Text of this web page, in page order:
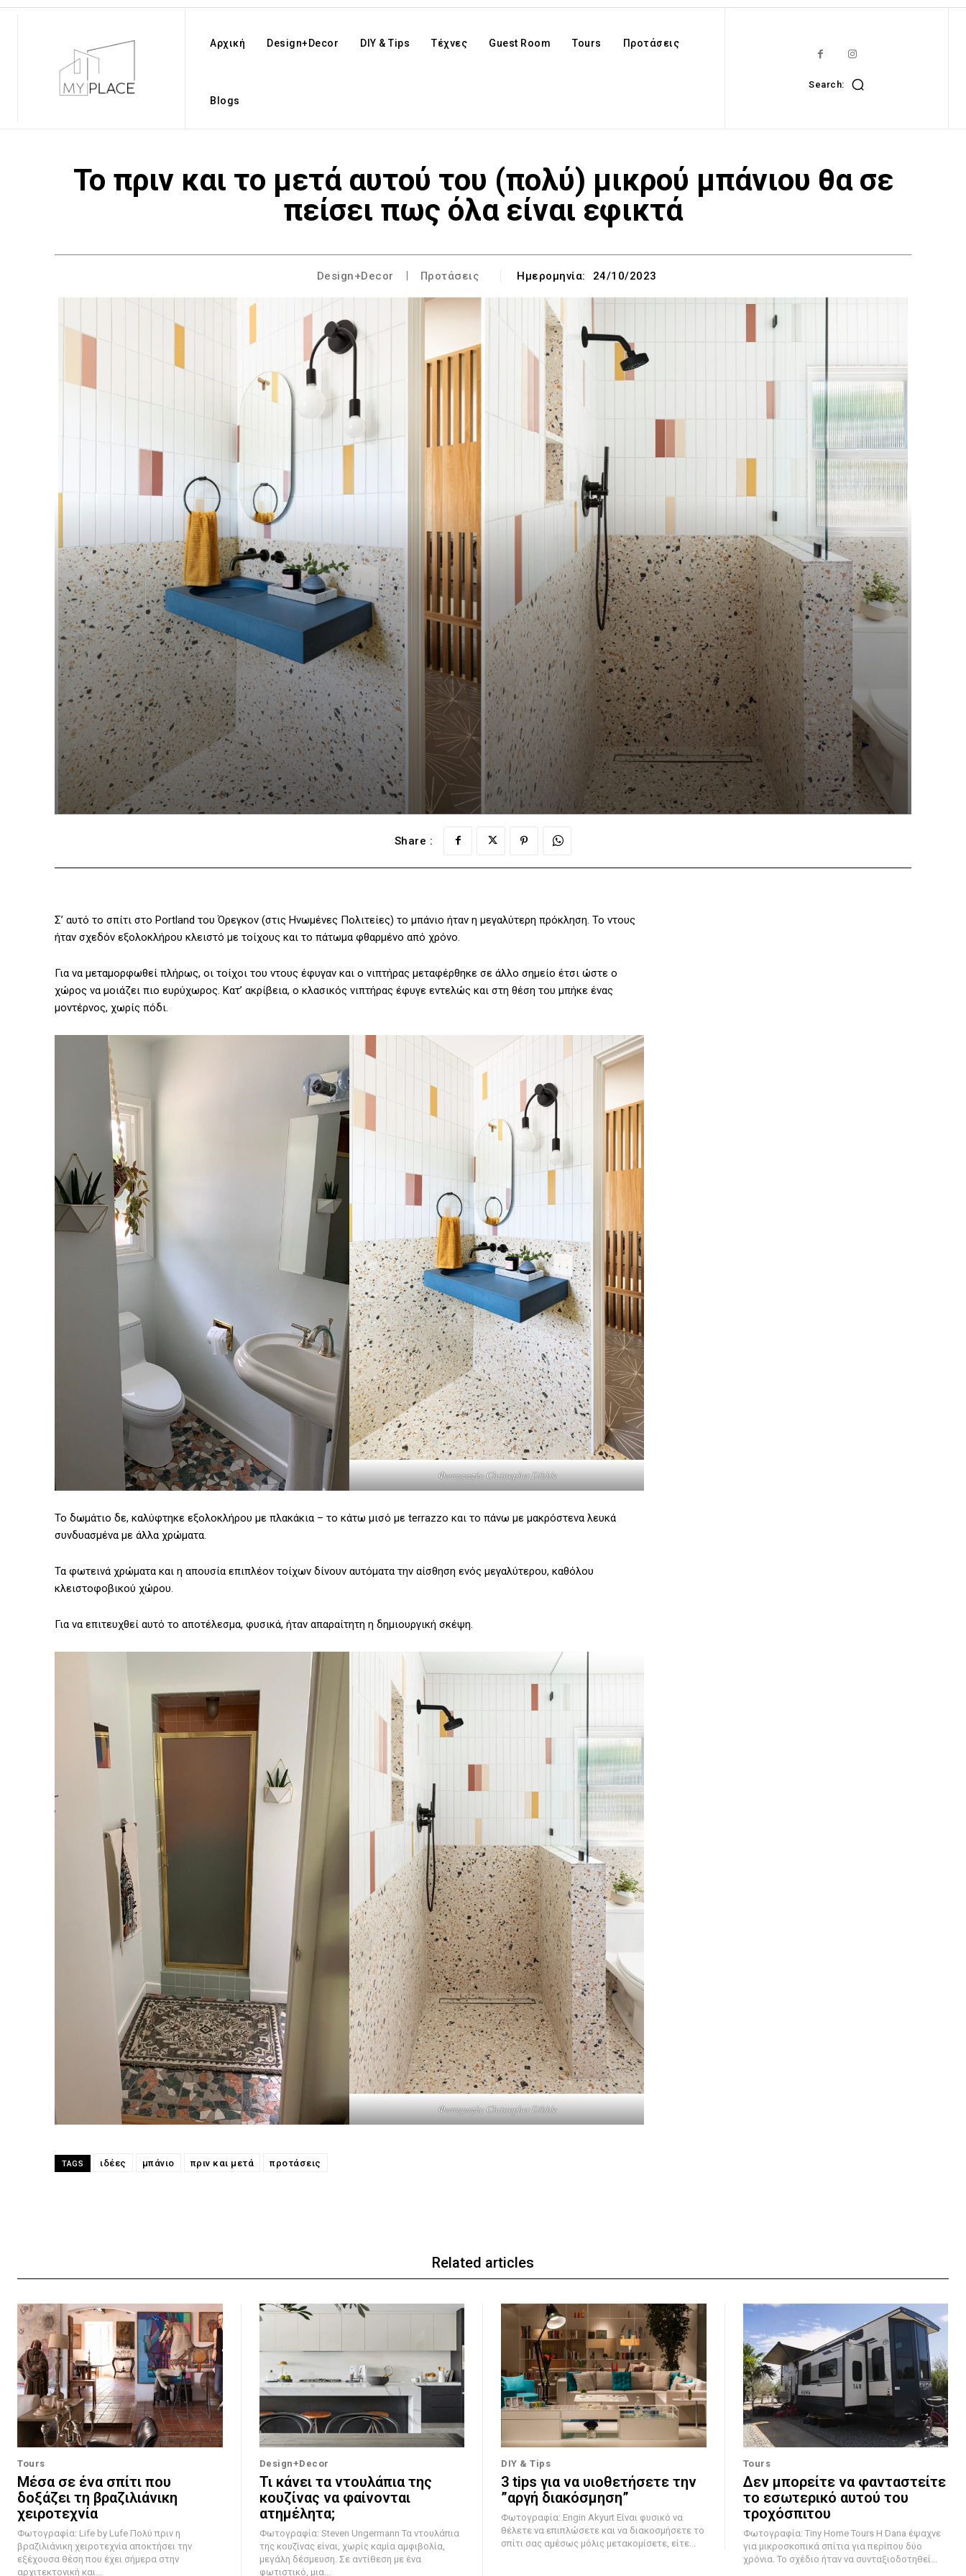
Αρχική Design+Decor DIY & Tips Τέχνες Guest Room Tours Προτάσεις
Blogs
Search:
Το πριν και το μετά αυτού του (πολύ) μικρού μπάνιου θα σε
πείσει πως όλα είναι εφικτά
Design+Decor Προτάσεις Ημερομηνία: 24/10/2023
Share :
Σ’ αυτό το σπίτι στο Portland του Όρεγκον (στις Ηνωμένες Πολιτείες) το μπάνιο ήταν η μεγαλύτερη πρόκληση. Το ντους
ήταν σχεδόν εξολοκλήρου κλειστό με τοίχους και το πάτωμα φθαρμένο από χρόνο.
Για να μεταμορφωθεί πλήρως, οι τοίχοι του ντους έφυγαν και ο νιπτήρας μεταφέρθηκε σε άλλο σημείο έτσι ώστε ο
χώρος να μοιάζει πιο ευρύχωρος. Κατ’ ακρίβεια, ο κλασικός νιπτήρας έφυγε εντελώς και στη θέση του μπήκε ένας
μοντέρνος, χωρίς πόδι.
Φωτογραφία: Christopher Dibble
Το δωμάτιο δε, καλύφτηκε εξολοκλήρου με πλακάκια – το κάτω μισό με terrazzo και το πάνω με μακρόστενα λευκά
συνδυασμένα με άλλα χρώματα.
Τα φωτεινά χρώματα και η απουσία επιπλέον τοίχων δίνουν αυτόματα την αίσθηση ενός μεγαλύτερου, καθόλου
κλειστοφοβικού χώρου.
Για να επιτευχθεί αυτό το αποτέλεσμα, φυσικά, ήταν απαραίτητη η δημιουργική σκέψη.
Φωτογραφία: Christopher Dibble
TAGS ιδέες μπάνιο πριν και μετά προτάσεις
Related articles
Tours
Μέσα σε ένα σπίτι που
δοξάζει τη βραζιλιάνικη
χειροτεχνία
Φωτογραφία: Life by Lufe Πολύ πριν η
βραζιλιάνικη χειροτεχνία αποκτήσει την
εξέχουσα θέση που έχει σήμερα στην
αρχιτεκτονική και...
Design+Decor
Τι κάνει τα ντουλάπια της
κουζίνας να φαίνονται
ατημέλητα;
Φωτογραφία: Steven Ungermann Τα ντουλάπια
της κουζίνας είναι, χωρίς καμία αμφιβολία,
μεγάλη δέσμευση. Σε αντίθεση με ένα
φωτιστικό, μια...
DIY & Tips
3 tips για να υιοθετήσετε την
”αργή διακόσμηση”
Φωτογραφία: Engin Akyurt Είναι φυσικό να
θέλετε να επιπλώσετε και να διακοσμήσετε το
σπίτι σας αμέσως μόλις μετακομίσετε, είτε...
Tours
Δεν μπορείτε να φανταστείτε
το εσωτερικό αυτού του
τροχόσπιτου
Φωτογραφία: Tiny Home Tours Η Dana έψαχνε
για μικροσκοπικά σπίτια για περίπου δύο
χρόνια. Το σχέδιο ήταν να συνταξιοδοτηθεί...